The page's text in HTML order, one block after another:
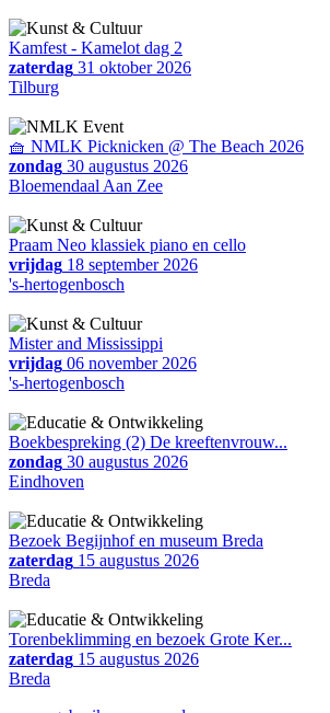
Kamfest - Kamelot dag 2
zaterdag 31 oktober 2026
Tilburg
🧺 NMLK Picknicken @ The Beach 2026
zondag 30 augustus 2026
Bloemendaal Aan Zee
Praam Neo klassiek piano en cello
vrijdag 18 september 2026
's-hertogenbosch
Mister and Mississippi
vrijdag 06 november 2026
's-hertogenbosch
Boekbespreking (2) De kreeftenvrouw...
zondag 30 augustus 2026
Eindhoven
Bezoek Begijnhof en museum Breda
zaterdag 15 augustus 2026
Breda
Torenbeklimming en bezoek Grote Ker...
zaterdag 15 augustus 2026
Breda